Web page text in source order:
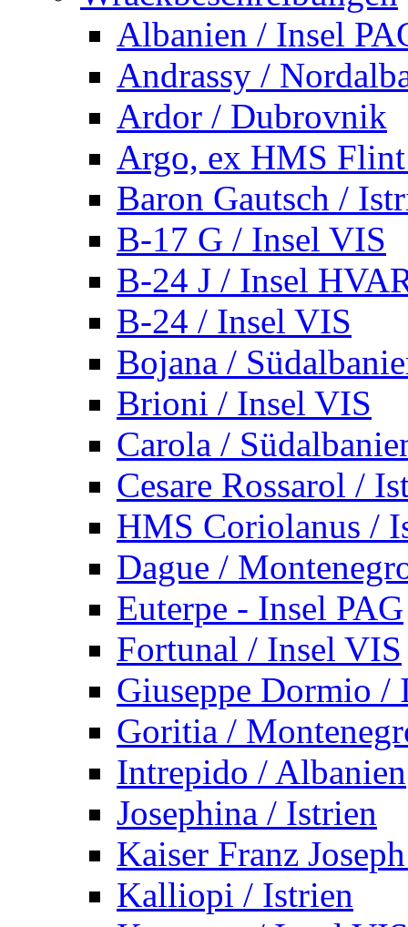
Albanien / Insel
Andrassy /
Ardor / Dubrovnik
Argo, ex HMS
Baron Gautsch /
B-17 G / Insel VIS
B-24 J / Insel
B-24 / Insel VIS
Bojana /
Brioni / Insel VIS
Carola /
Cesare Rossarol /
HMS Coriolanus /
Dague /
Euterpe - Insel PAG
Fortunal / Insel VIS
Giuseppe Dormio /
Goritia /
Intrepido / Albanien
Josephina / Istrien
Kaiser Franz
Kalliopi / Istrien